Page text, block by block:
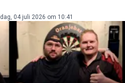
04 juli 2026 om 10:41